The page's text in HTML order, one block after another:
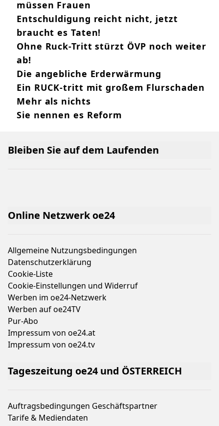
müssen Frauen
Entschuldigung reicht nicht, jetzt
braucht es Taten!
Ohne Ruck-Tritt stürzt ÖVP noch weiter
ab!
Die angebliche Erderwärmung
Ein RUCK-tritt mit großem Flurschaden
Mehr als nichts
Sie nennen es Reform
Online Netzwerk oe24
Allgemeine Nutzungsbedingungen
Datenschutzerklärung
Cookie-Liste
Cookie-Einstellungen und Widerruf
Werben im oe24-Netzwerk
Werben auf oe24TV
Pur-Abo
Impressum von oe24.at
Impressum von oe24.tv
Tageszeitung oe24 und ÖSTERREICH
Auftragsbedingungen Geschäftspartner
Tarife & Mediendaten
Bleiben Sie auf dem Laufenden